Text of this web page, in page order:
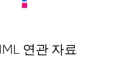
연관 자료